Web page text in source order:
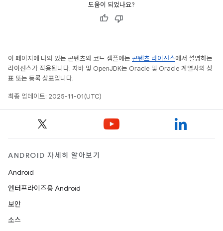
도움이 되었나요?
이 페이지에 나와 있는 콘텐츠와 코드 샘플에는 콘텐츠 라이선스에서 설명하는
라이선스가 적용됩니다. 자바 및 OpenJDK는 Oracle 및 Oracle 계열사의 상
표 또는 등록 상표입니다.
최종 업데이트: 2025-11-01(UTC)
ANDROID 자세히 알아보기
Android
엔터프라이즈용 Android
보안
소스